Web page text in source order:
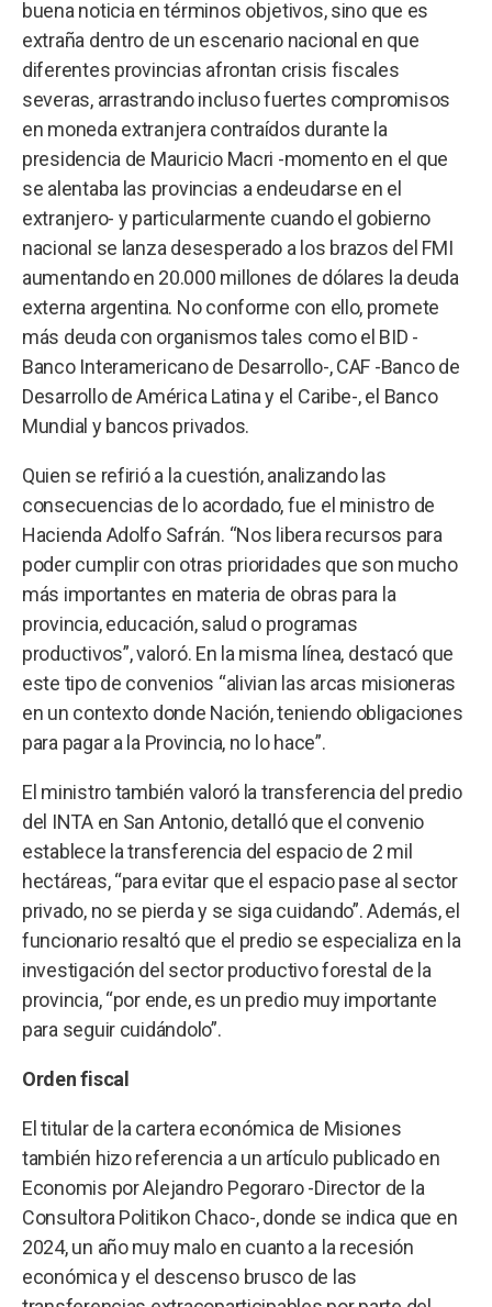
buena noticia en términos objetivos, sino que es
extraña dentro de un escenario nacional en que
diferentes provincias afrontan crisis fiscales
severas, arrastrando incluso fuertes compromisos
en moneda extranjera contraídos durante la
presidencia de Mauricio Macri -momento en el que
se alentaba las provincias a endeudarse en el
extranjero- y particularmente cuando el gobierno
nacional se lanza desesperado a los brazos del FMI
aumentando en 20.000 millones de dólares la deuda
externa argentina. No conforme con ello, promete
más deuda con organismos tales como el BID -
Banco Interamericano de Desarrollo-, CAF -Banco de
Desarrollo de América Latina y el Caribe-, el Banco
Mundial y bancos privados.
Quien se refirió a la cuestión, analizando las
consecuencias de lo acordado, fue el ministro de
Hacienda Adolfo Safrán. “Nos libera recursos para
poder cumplir con otras prioridades que son mucho
más importantes en materia de obras para la
provincia, educación, salud o programas
productivos”, valoró. En la misma línea, destacó que
este tipo de convenios “alivian las arcas misioneras
en un contexto donde Nación, teniendo obligaciones
para pagar a la Provincia, no lo hace”.
El ministro también valoró la transferencia del predio
del INTA en San Antonio, detalló que el convenio
establece la transferencia del espacio de 2 mil
hectáreas, “para evitar que el espacio pase al sector
privado, no se pierda y se siga cuidando”. Además, el
funcionario resaltó que el predio se especializa en la
investigación del sector productivo forestal de la
provincia, “por ende, es un predio muy importante
para seguir cuidándolo”.
Orden fiscal
El titular de la cartera económica de Misiones
también hizo referencia a un artículo publicado en
Economis por Alejandro Pegoraro -Director de la
Consultora Politikon Chaco-, donde se indica que en
2024, un año muy malo en cuanto a la recesión
económica y el descenso brusco de las